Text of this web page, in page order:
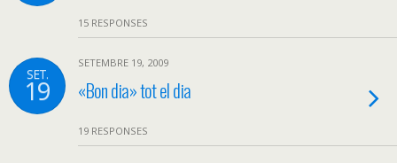
15 RESPONSES
SET.
19
SETEMBRE 19, 2009
«Bon dia» tot el dia
19 RESPONSES